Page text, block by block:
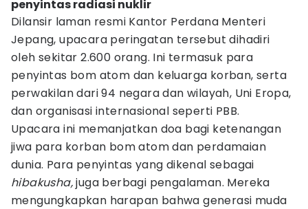
penyintas radiasi nuklir
Dilansir laman resmi Kantor Perdana Menteri
Jepang, upacara peringatan tersebut dihadiri
oleh sekitar 2.600 orang. Ini termasuk para
penyintas bom atom dan keluarga korban, serta
perwakilan dari 94 negara dan wilayah, Uni Eropa,
dan organisasi internasional seperti PBB.
Upacara ini memanjatkan doa bagi ketenangan
jiwa para korban bom atom dan perdamaian
dunia. Para penyintas yang dikenal sebagai
hibakusha,juga berbagi pengalaman. Mereka
mengungkapkan harapan bahwa generasi muda